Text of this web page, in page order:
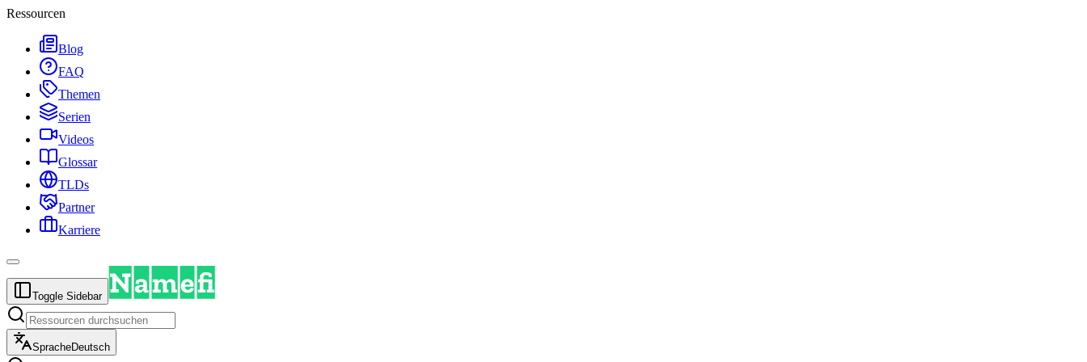
Ressourcen
Blog
FAQ
Themen
Serien
Videos
Glossar
TLDs
Partner
Karriere
Toggle Sidebar
SpracheDeutsch